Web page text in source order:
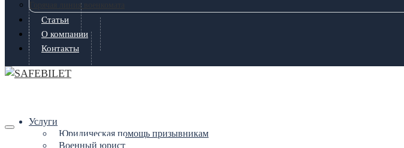
Горячая линия военкомата
Статьи
О компании
Контакты
Услуги
Юридическая помощь призывникам
Военный юрист